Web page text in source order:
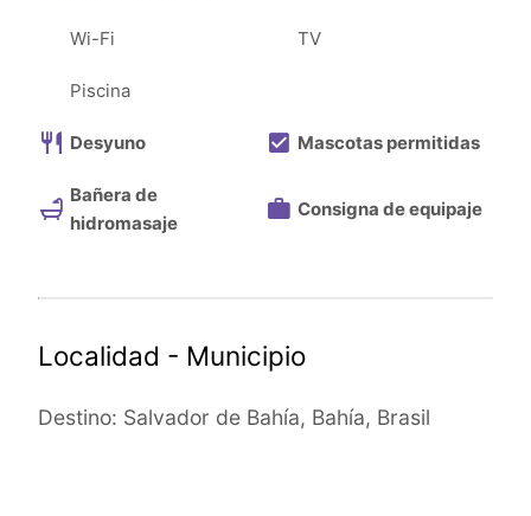
Wi-Fi TV
Piscina
Desyuno Mascotas permitidas
Bañera de
hidromasaje
Consigna de equipaje
Localidad - Municipio
Destino: Salvador de Bahía, Bahía, Brasil